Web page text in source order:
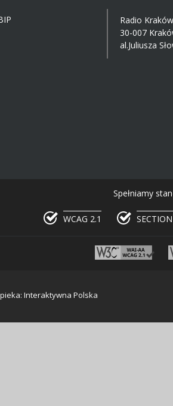
Radio
30-007
al.Juliusza
Spełniamy
WCAG 2.1
Interaktywna Polska